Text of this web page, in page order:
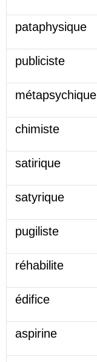
pataphysique
publiciste
métapsychique
chimiste
satirique
satyrique
pugiliste
réhabilite
édifice
aspirine